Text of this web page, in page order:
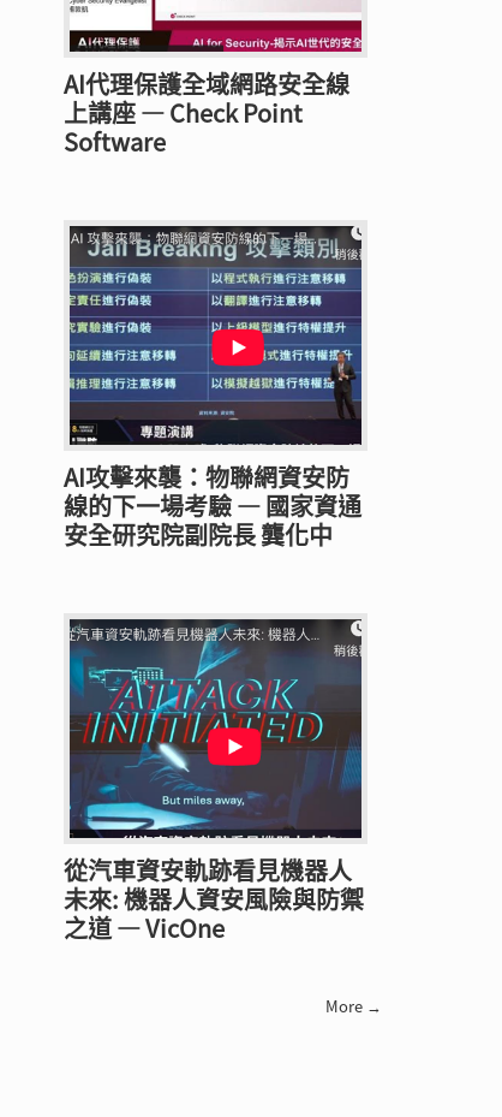
AI代理保護全域網路安全線
上講座 — Check Point
Software
AI攻擊來襲：物聯網資安防
線的下一場考驗 — 國家資通
安全研究院副院長 龔化中
從汽車資安軌跡看見機器人
未來: 機器人資安風險與防禦
之道 — VicOne
More →